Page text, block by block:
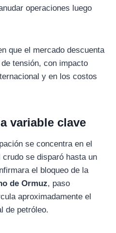
operaciones luego
que el mercado descuenta
tensión, con impacto
y en los costos
variable clave
se concentra en el
se disparó hasta un
el bloqueo de la
de Ormuz, paso
aproximadamente el
de petróleo.